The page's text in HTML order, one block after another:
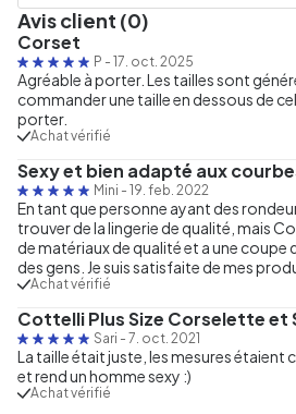
Avis client (0)
Corset
P - 17. oct. 2025
Agréable à porter. Les tailles sont
commander une taille en dessous de
porter.
Achat vérifié
Sexy et bien adapté aux
Mini - 19. feb. 2022
En tant que personne ayant des
trouver de la lingerie de qualité, mais
de matériaux de qualité et a une coupe
des gens. Je suis satisfaite de mes
Achat vérifié
Cottelli Plus Size Corselette et
Sari - 7. oct. 2021
La taille était juste, les mesures étaient
et rend un homme sexy :)
Achat vérifié